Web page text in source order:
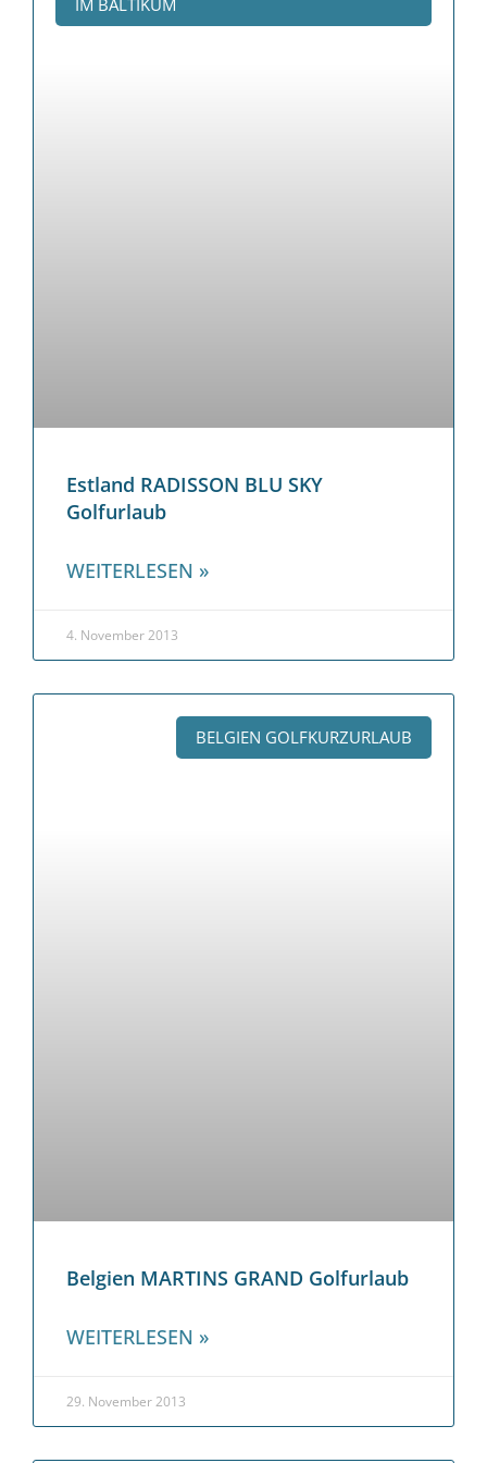
Estland RADISSON BLU SKY
Golfurlaub
WEITERLESEN »
4. November 2013
BELGIEN GOLFKURZURLAUB
Belgien MARTINS GRAND Golfurlaub
WEITERLESEN »
29. November 2013